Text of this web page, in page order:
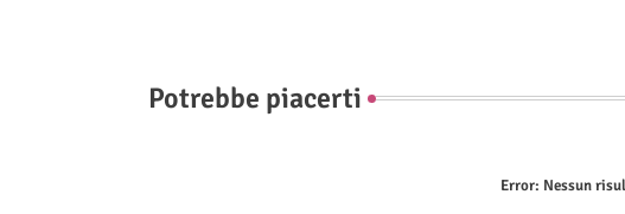
Potrebbe piacerti
Error: Nessun